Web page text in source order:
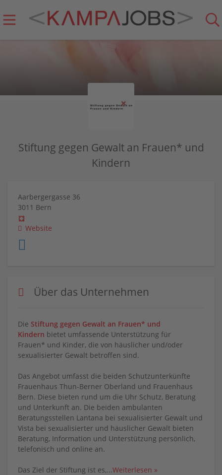
Stiftung gegen Gewalt an Frauen* und
Kindern
Aarbergergasse 36
3011 Bern
Website
Über das Unternehmen
Die Stiftung gegen Gewalt an Frauen* und
Kindern bietet umfassende Unterstützung für
Frauen* und Kinder, die von häuslicher und/oder
sexualisierter Gewalt betroffen sind.
Das Angebot umfasst die beiden Schutzunterkünfte
Frauenhaus Thun-Berner Oberland und Frauenhaus
Bern. Diese bieten rund um die Uhr Schutz, Beratung
und Unterkunft an. Die beiden ambulanten
Beratungsstellen Lantana bei sexualisierter Gewalt und
Vista bei sexualisierter und häuslicher Gewalt bieten
Beratung, Information und Unterstützung persönlich,
telefonisch und online an.
Das Ziel der Stiftung ist es,...Weiterlesen »